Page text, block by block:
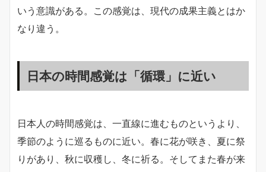
いう意識がある。この感覚は、現代の成果主義とはか
なり違う。
日本の時間感覚は「循環」に近い
日本人の時間感覚は、一直線に進むものというより、
季節のように巡るものに近い。春に花が咲き、夏に祭
りがあり、秋に収穫し、冬に祈る。そしてまた春が来